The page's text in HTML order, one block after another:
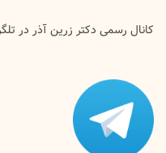
کانال رسمی دکتر زرین آذر در